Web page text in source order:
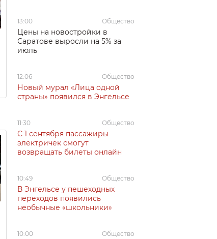
13:00 Общество
Цены на новостройки в
Саратове выросли на 5% за
июль
12:06 Общество
Новый мурал «Лица одной
страны» появился в Энгельсе
11:30 Общество
С 1 сентября пассажиры
электричек смогут
возвращать билеты онлайн
10:49 Общество
В Энгельсе у пешеходных
переходов появились
необычные «школьники»
10:00 Общество